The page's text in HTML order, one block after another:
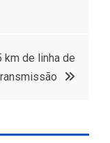
km de linha de